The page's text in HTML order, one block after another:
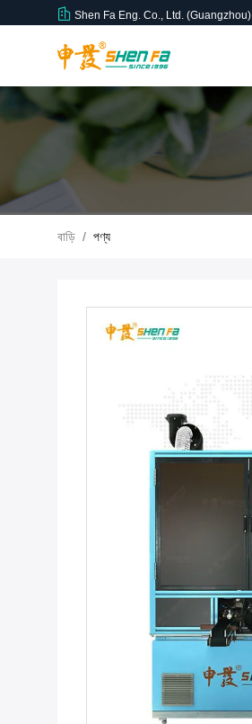
Shen Fa Eng. Co., Ltd. (Guangzhou)
বাড়ি / পণ্য